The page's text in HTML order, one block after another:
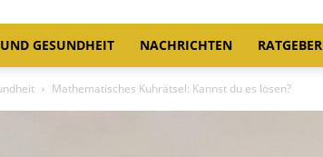
GESUNDHEIT NACHRICHTEN RATGEBER
Mathematisches Kuhrätsel: Kannst du es lösen?